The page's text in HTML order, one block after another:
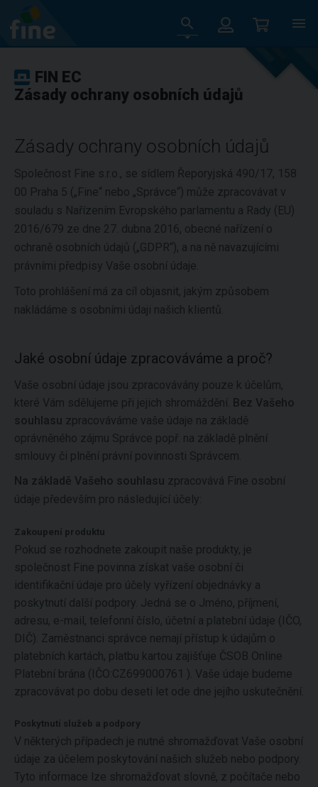
FIN EC
Zásady ochrany osobních údajů
Zásady ochrany osobních údajů
Společnost Fine s.r.o., se sídlem Řeporyjská 490/17, 158
00 Praha 5 („Fine“ nebo „Správce“) může zpracovávat v
souladu s Nařízením Evropského parlamentu a Rady (EU)
2016/679 ze dne 27. dubna 2016, obecné nařízení o
ochraně osobních údajů („GDPR“), a na ně navazujícími
právními předpisy Vaše osobní údaje.
Toto prohlášení má za cíl objasnit, jakým způsobem
nakládáme s osobními údaji našich klientů.
Jaké osobní údaje zpracováváme a proč?
Vaše osobní údaje jsou zpracovávány pouze k účelům,
které Vám sdělujeme při jejich shromáždění. Bez Vašeho
souhlasu zpracováváme vaše údaje na základě
oprávněného zájmu Správce popř. na základě plnění
smlouvy či plnění právní povinnosti Správcem.
Na základě Vašeho souhlasu zpracovává Fine osobní
údaje především pro následující účely:
Zakoupení produktu
Pokud se rozhodnete zakoupit naše produkty, je
společnost Fine povinna získat vaše osobní či
identifikační údaje pro účely vyřízení objednávky a
poskytnutí další podpory. Jedná se o Jméno, příjmení,
adresu, e-mail, telefonní číslo, účetní a platební údaje (IČO,
DIČ). Zaměstnanci správce nemají přístup k údajům o
platebních kartách, platbu kartou zajišťuje ČSOB Online
Platební brána (IČO:CZ699000761 ). Vaše údaje budeme
zpracovávat po dobu deseti let ode dne jejího uskutečnění.
Poskytnutí služeb a podpory
V některých případech je nutné shromažďovat Vaše osobní
údaje za účelem poskytování našich služeb nebo podpory.
Tyto informace lze shromažďovat slovně, z počítače nebo